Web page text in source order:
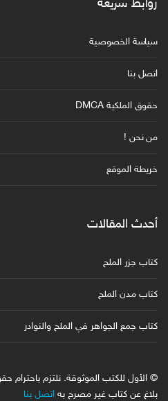
روابط سريعة
سياسة الخصوصية
اتصل بنا
حقوق الملكية DMCA
من نحن !
خريطة الموقع
أحدث المقالات
كتاب جزر الملح
كتاب مدن الملح
كتاب جمع الجواهر في الملح والنوادر
© الأول للكتب الموثوقة. نلتزم باحترام
بلاغ عن كتاب غير مصرح به اتصل بنا